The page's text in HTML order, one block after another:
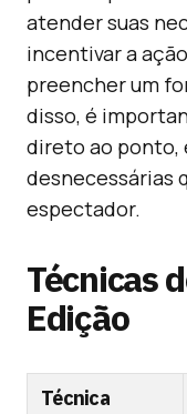
atender suas
incentivar a
preencher um
disso, é
direto ao ponto,
desnecessárias
espectador.
Técnicas
Edição
Técnica